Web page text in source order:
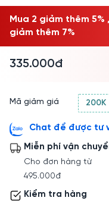
Mua 2 giảm thêm 5% ,
giảm thêm 7%
335.000đ
Mã giảm giá 200K
Chat để được tư
Miễn phí vận
Cho đơn hàng từ
495.000đ
Kiểm tra hàng